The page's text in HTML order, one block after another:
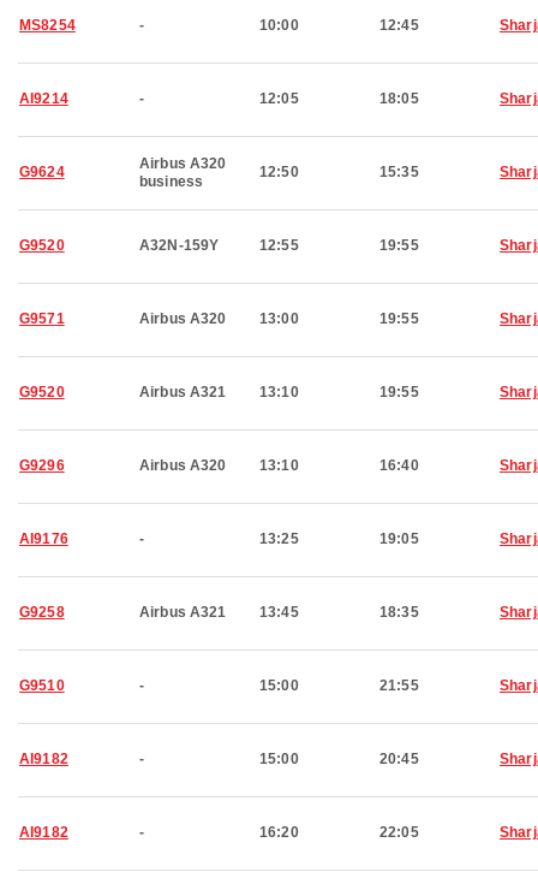
MS8254 - 10:00 12:45
AI9214 - 12:05 18:05
G9624
Airbus A320
business
12:50 15:35
G9520 A32N-159Y 12:55 19:55
G9571 Airbus A320 13:00 19:55
G9520 Airbus A321 13:10 19:55
G9296 Airbus A320 13:10 16:40
AI9176 - 13:25 19:05
G9258 Airbus A321 13:45 18:35
G9510 - 15:00 21:55
AI9182 - 15:00 20:45
AI9182 - 16:20 22:05